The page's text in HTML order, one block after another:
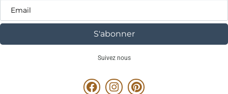
S'abonner
Suivez nous